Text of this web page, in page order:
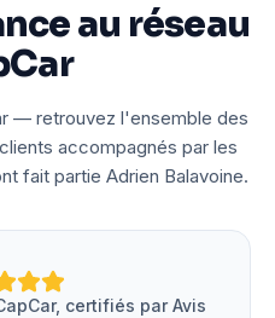
au réseau
— retrouvez l'ensemble des
accompagnés par les
fait partie Adrien Balavoine.
certifiés par Avis